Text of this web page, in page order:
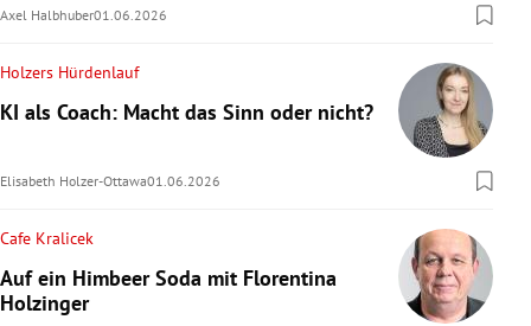
Axel Halbhuber01.06.2026
Holzers Hürdenlauf
KI als Coach: Macht das Sinn oder nicht?
Elisabeth Holzer-Ottawa01.06.2026
Cafe Kralicek
Auf ein Himbeer Soda mit Florentina
Holzinger